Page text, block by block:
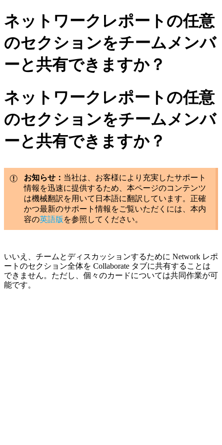
ネットワークレポートの任意
のセクションをチームメンバ
ーと共有できますか？
ネットワークレポートの任意
のセクションをチームメンバ
ーと共有できますか？
お知らせ： 当社は、お客様により充実したサポート
情報を迅速に提供するため、本ページのコンテンツ
は機械翻訳を用いて日本語に翻訳しています。正確
かつ最新のサポート情報をご覧いただくには、本内
容の英語版 を参照してください。
いいえ、チームとディスカッションするために Network レポ
ートのセクション全体を Collaborate タブに共有することは
できません。 ただし、個々のカードについては共同作業が可
能です。